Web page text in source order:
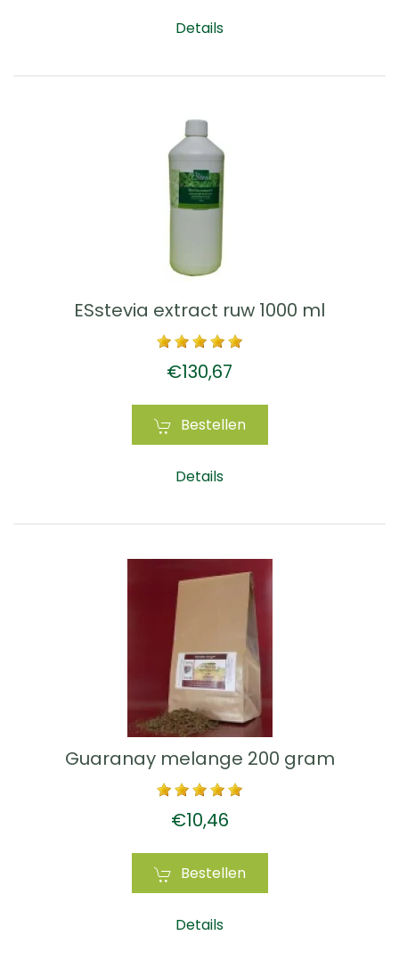
Details
ESstevia extract ruw 1000 ml
€130,67
Bestellen
Details
Guaranay melange 200 gram
€10,46
Bestellen
Details